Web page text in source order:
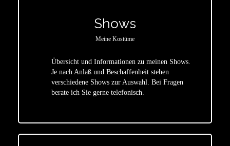
Shows
Meine Kostüme
Übersicht und Informationen zu meinen Shows.
Je nach Anlaß und Beschaffenheit stehen
verschiedene Shows zur Auswahl. Bei Fragen
berate ich Sie gerne telefonisch.